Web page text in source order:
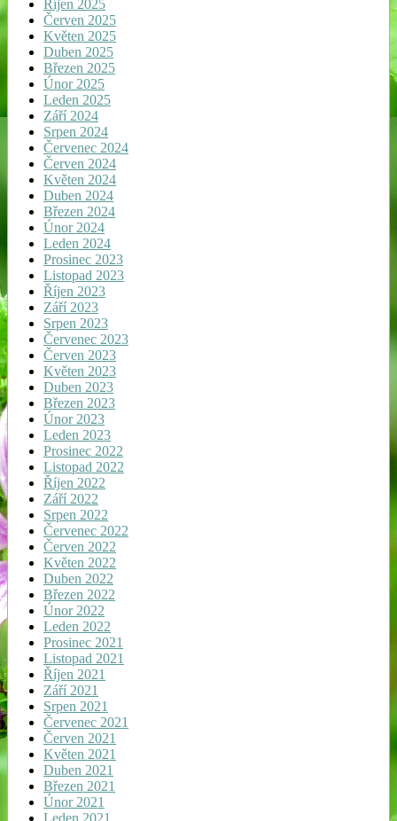
Říjen 2025
Červen 2025
Květen 2025
Duben 2025
Březen 2025
Únor 2025
Leden 2025
Září 2024
Srpen 2024
Červenec 2024
Červen 2024
Květen 2024
Duben 2024
Březen 2024
Únor 2024
Leden 2024
Prosinec 2023
Listopad 2023
Říjen 2023
Září 2023
Srpen 2023
Červenec 2023
Červen 2023
Květen 2023
Duben 2023
Březen 2023
Únor 2023
Leden 2023
Prosinec 2022
Listopad 2022
Říjen 2022
Září 2022
Srpen 2022
Červenec 2022
Červen 2022
Květen 2022
Duben 2022
Březen 2022
Únor 2022
Leden 2022
Prosinec 2021
Listopad 2021
Říjen 2021
Září 2021
Srpen 2021
Červenec 2021
Červen 2021
Květen 2021
Duben 2021
Březen 2021
Únor 2021
Leden 2021